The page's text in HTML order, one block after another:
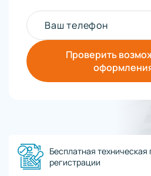
Ваш телефон
Проверить
Бесплатная
регистрации